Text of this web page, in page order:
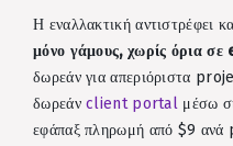
Η εναλλακτική αντιστρέφει
μόνο γάμους, χωρίς όρια
δωρεάν για απεριόριστα
δωρεάνclient portal μέσω
εφάπαξ πληρωμή από $9 ανά